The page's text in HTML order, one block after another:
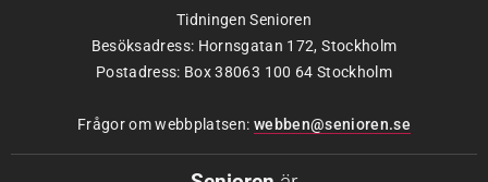
Tidningen Senioren
Besöksadress: Hornsgatan 172, Stockholm
Postadress: Box 38063 100 64 Stockholm
Frågor om webbplatsen: webben@senioren.se